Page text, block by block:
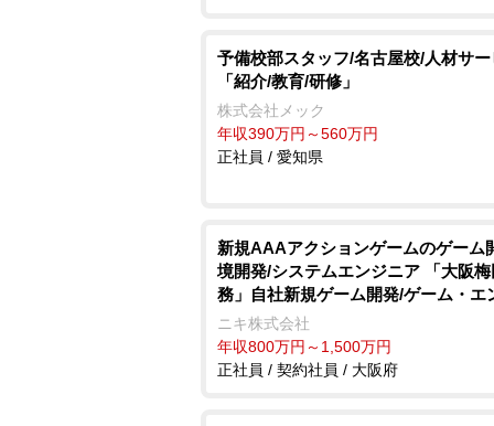
予備校部スタッフ/名古屋校/人材サ
「紹介/教育/研修」
株式会社メック
年収390万円～560万円
正社員 / 愛知県
新規AAAアクションゲームのゲーム
境開発/システムエンジニア 「大阪
務」自社新規ゲーム開発/ゲーム・エ
ニキ株式会社
年収800万円～1,500万円
正社員 / 契約社員 / 大阪府